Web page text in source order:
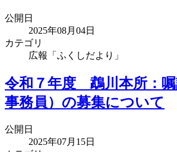
公開日
2025年08月04日
カテゴリ
広報「ふくしだより」
令和７年度 鵡川本所：嘱
事務員）の募集について
公開日
2025年07月15日